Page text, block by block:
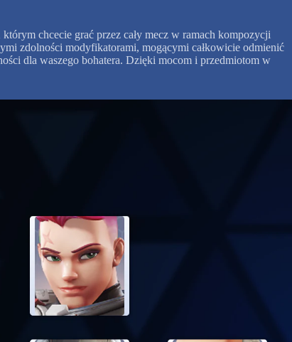
chcecie grać przez cały mecz w ramach kompozycji
zdolności modyfikatorami, mogącymi całkowicie odmienić
dla waszego bohatera. Dzięki mocom i przedmiotom w